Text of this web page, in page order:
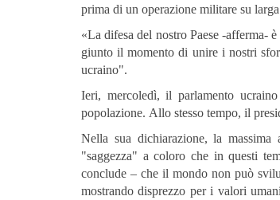
prima di un operazione militare su larga
«La difesa del nostro Paese -afferma-
giunto il momento di unire i nostri
ucraino".
Ieri, mercoledì, il parlamento
popolazione. Allo stesso tempo, il
Nella sua dichiarazione, la
"saggezza" a coloro che in questi
conclude – che il mondo non può
mostrando disprezzo per i valori